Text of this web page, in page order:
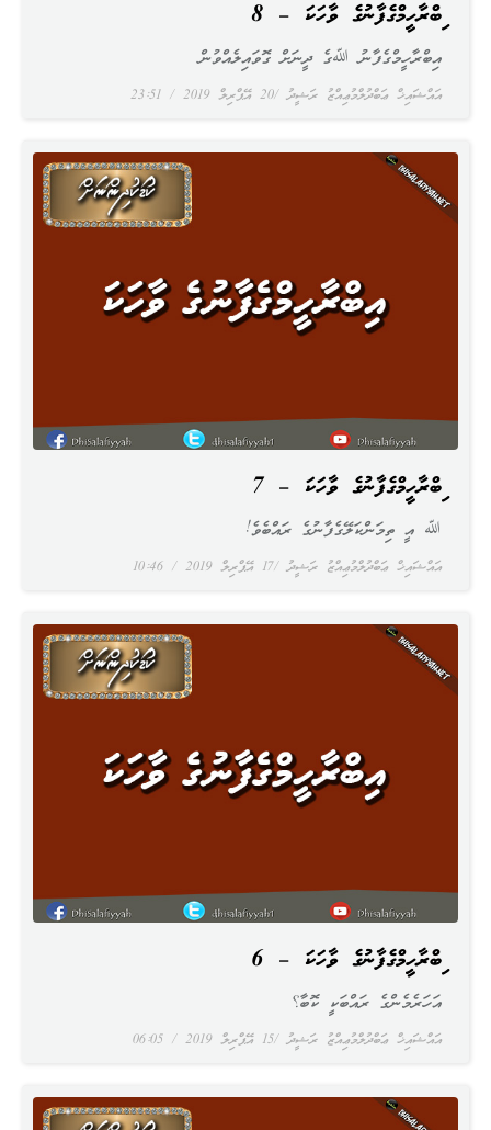
އިބްރާހީމްގެފާނުގެ ވާހަކަ – 8
އައްޝައިޚް ޢަބްދުލްމުޢިއްޒު ރަޝީދު 20 އޭޕްރިލް 2019
އިބްރާހީމްގެފާނު ﷲގެ ދީނަށް ގޮވައިލެއްވުން
އިބްރާހީމްގެފާނުގެ ވާހަކަ – 7
އައްޝައިޚް ޢަބްދުލްމުޢިއްޒު ރަޝީދު 17 އޭޕްރިލް 2019
ﷲ އީ ތިމަންކަލޭގެފާނުގެ ރައްބެވެ!
އިބްރާހީމްގެފާނުގެ ވާހަކަ – 6
އައްޝައިޚް ޢަބްދުލްމުޢިއްޒު ރަޝީދު 15 އޭޕްރިލް 2019
އަހަރެމެންގެ ރައްބަކީ ކޮބާ؟